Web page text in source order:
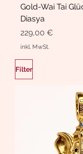
Gold-Wai Tai
Diasya
Preis
229,00 €
inkl. MwSt.
Filter